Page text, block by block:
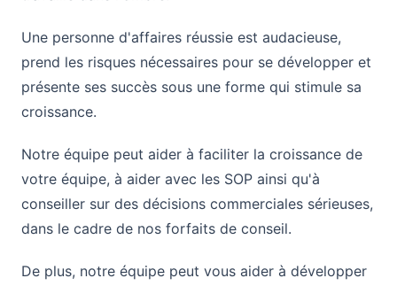
Une personne d'affaires réussie est audacieuse,
prend les risques nécessaires pour se développer et
présente ses succès sous une forme qui stimule sa
croissance.
Notre équipe peut aider à faciliter la croissance de
votre équipe, à aider avec les SOP ainsi qu'à
conseiller sur des décisions commerciales sérieuses,
dans le cadre de nos forfaits de conseil.
De plus, notre équipe peut vous aider à développer